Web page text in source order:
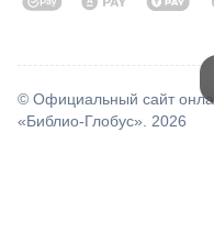
© Официальный сайт
«Библио-Глобус». 2026